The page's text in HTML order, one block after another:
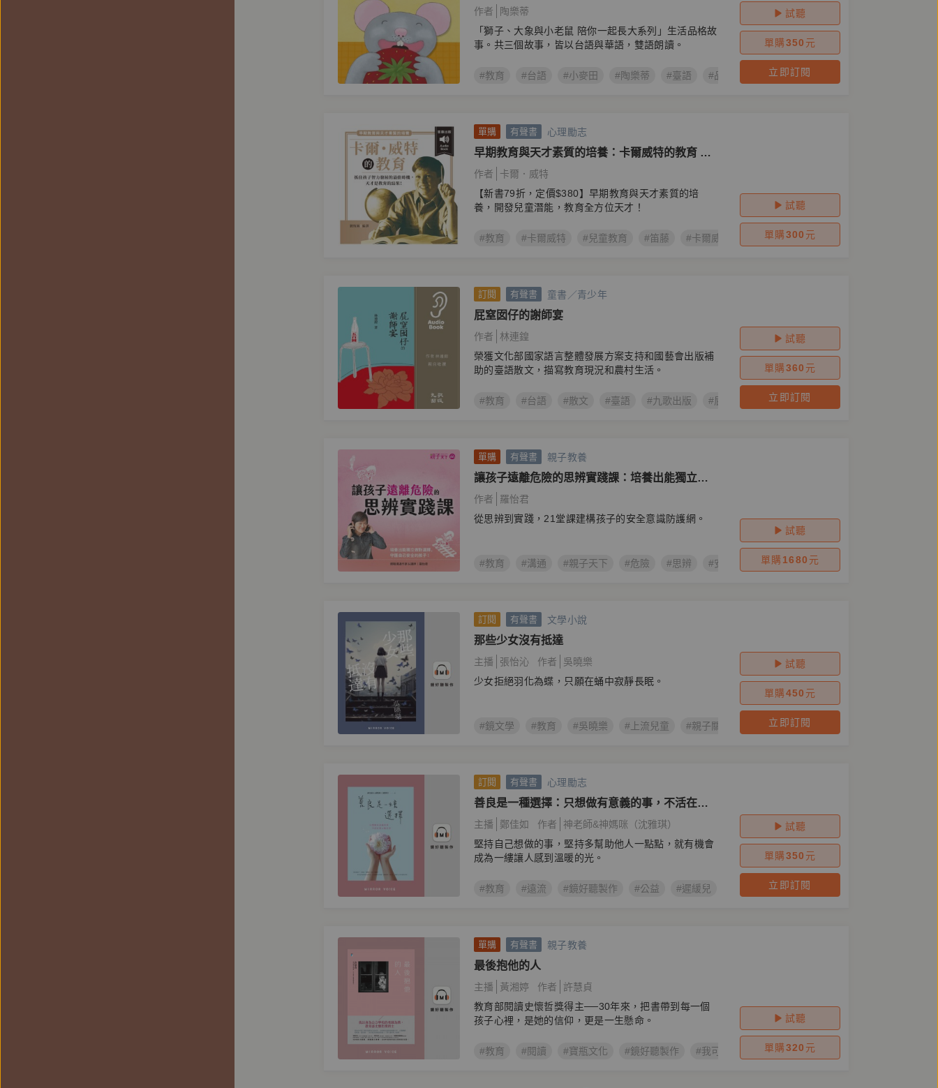
意》《好佳哉》台文故事3集 作家陶樂蒂親自朗
讀）
作者
陶樂蒂
「獅子、大象與小老鼠 陪你一起長大系列」生活品格故
事。共三個故事，皆以台語與華語，雙語朗讀。
#教育 #台語 #小麥田 #陶樂蒂 #臺語 #品格教育故事有聲書
試聽
單購350 元
立即訂閱
單購 有聲書 心理勵志
早期教育與天才素質的培養：卡爾威特的教育 全
文配樂朗讀有聲書
作者
卡爾．威特
【新書79折，定價$380】早期教育與天才素質的培
養，開發兒童潛能，教育全方位天才！
#教育 #卡爾威特 #兒童教育 #笛藤 #卡爾威特的教育 #卡爾．威特
試聽
單購300 元
訂閱 有聲書 童書／青少年
屁窒囡仔的謝師宴
作者
林連鍠
榮獲文化部國家語言整體發展方案支持和國藝會出版補
助的臺語散文，描寫教育現況和農村生活。
#教育 #台語 #散文 #臺語 #九歌出版 #屁窒囡仔的謝師宴 #林連鍠
試聽
單購360 元
立即訂閱
單購 有聲書 親子教養
讓孩子遠離危險的思辨實踐課：培養出能獨立做
對選擇，守護自己安全的孩子！
作者
羅怡君
從思辨到實踐，21堂課建構孩子的安全意識防護網。
#教育 #溝通 #親子天下 #危險 #思辨 #安全 #防災 #變動原則
試聽
單購1680 元
訂閱 有聲書 文學小說
那些少女沒有抵達
主播 張怡沁 作者
吳曉樂
少女拒絕羽化為蝶，只願在蛹中寂靜長眠。
#鏡文學 #教育 #吳曉樂 #上流兒童 #親子關係 #鏡好聽製作
試聽
單購450 元
立即訂閱
訂閱 有聲書 心理勵志
善良是一種選擇：只想做有意義的事，不活在別
人眼光中
主播 鄭佳如 作者
神老師&神媽咪（沈雅琪）
堅持自己想做的事，堅持多幫助他人一點點，就有機會
成為一縷讓人感到溫暖的光。
#教育 #遠流 #鏡好聽製作 #公益 #遲緩兒 #神媽咪
試聽
單購350 元
立即訂閱
單購 有聲書 親子教養
最後抱他的人
主播 黃湘婷 作者
許慧貞
教育部閱讀史懷哲獎得主──30年來，把書帶到每一個
孩子心裡，是她的信仰，更是一生懸命。
#教育 #閱讀 #寶瓶文化 #鏡好聽製作 #我可能是最後抱他的人
試聽
單購320 元